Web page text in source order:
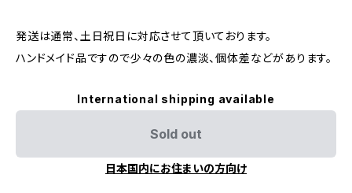
発送は通常、土日祝日に対応させて頂いております。
ハンドメイド品ですので少々の色の濃淡、個体差などがあります。
International shipping available
Sold out
日本国内にお住まいの方向け